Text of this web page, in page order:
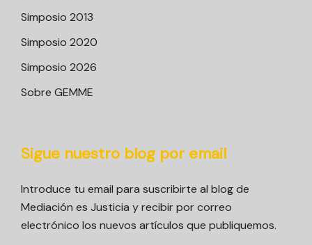
Simposio 2013
Simposio 2020
Simposio 2026
Sobre GEMME
Sigue nuestro blog por email
Introduce tu email para suscribirte al blog de
Mediación es Justicia y recibir por correo
electrónico los nuevos artículos que publiquemos.